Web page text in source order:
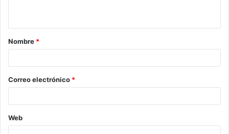
a
r
*
Nombre *
Correo electrónico *
Web